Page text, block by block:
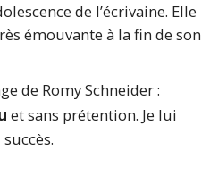
de l’écrivaine. Elle
émouvante à la fin de son
de Romy Schneider :
et sans prétention. Je lui